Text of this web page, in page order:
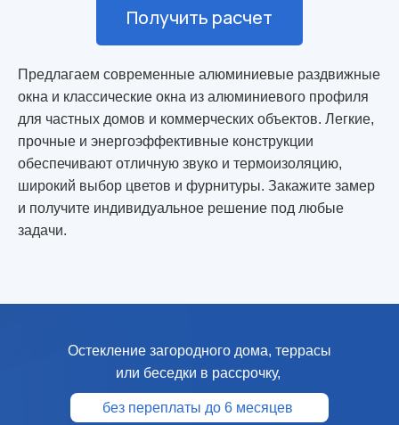
Получить расчет
Предлагаем современные алюминиевые раздвижные
окна и классические окна из алюминиевого профиля
для частных домов и коммерческих объектов. Легкие,
прочные и энергоэффективные конструкции
обеспечивают отличную звуко и термоизоляцию,
широкий выбор цветов и фурнитуры. Закажите замер
и получите индивидуальное решение под любые
задачи.
Остекление загородного дома, террасы
или беседки в рассрочку,
без переплаты до 6 месяцев